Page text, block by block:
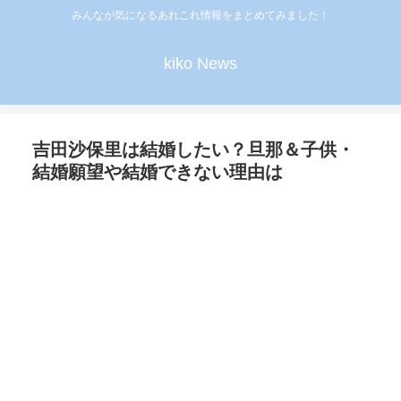
みんなが気になるあれこれ情報をまとめてみました！
kiko News
吉田沙保里は結婚したい？旦那＆子供・
結婚願望や結婚できない理由は